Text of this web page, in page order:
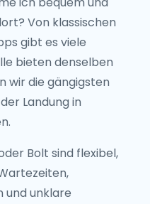
Von klassischen
gibt es viele
bieten denselben
wir die gängigsten
Landung in
Bolt sind flexibel,
und unklare